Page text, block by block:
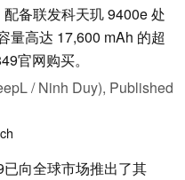
备联发科天玑 9400e 处
量高达 17,600 mAh 的超
官网购买。
/ Ninh Duy), Published
向全球市场推出了其